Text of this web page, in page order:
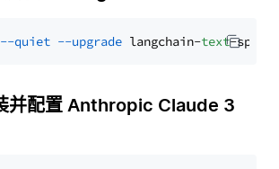
--quiet --upgrade langchain-text
并配置 Anthropic Claude 3